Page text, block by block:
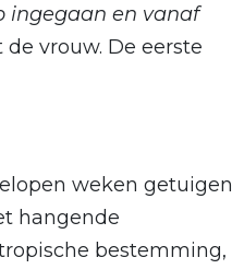
ingegaan en vanaf
de vrouw. De eerste
weken getuigen
hangende
bestemming,